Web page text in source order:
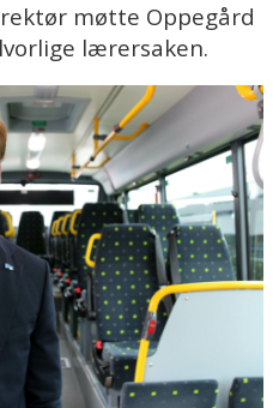
møtte Oppegård
lærersaken.